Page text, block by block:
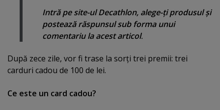
Intră pe site-ul Decathlon, alege-ţi produsul şi
postează răspunsul sub forma unui
comentariu la acest articol.
După zece zile, vor fi trase la sorţi trei premii: trei
carduri cadou de 100 de lei.
Ce este un card cadou?